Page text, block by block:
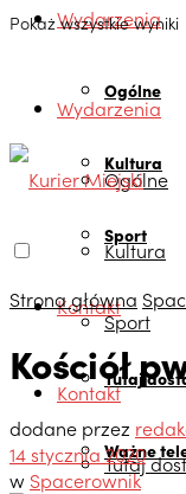
Pokaż wszystkie wyniki
Wydarzenia
Ogólne
Kultura
Sport
Kontakt
Tutaj
Ważne
Wydarzenia
Ogólne
Kultura
Sport
Kontakt
Tutaj
Strona główna
Kościół
dodane przez
14 stycznia 2020
w Spacerownik